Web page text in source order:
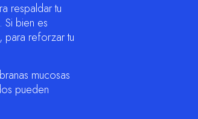
respaldar tu
Si bien es
para reforzar tu
mucosas
pueden